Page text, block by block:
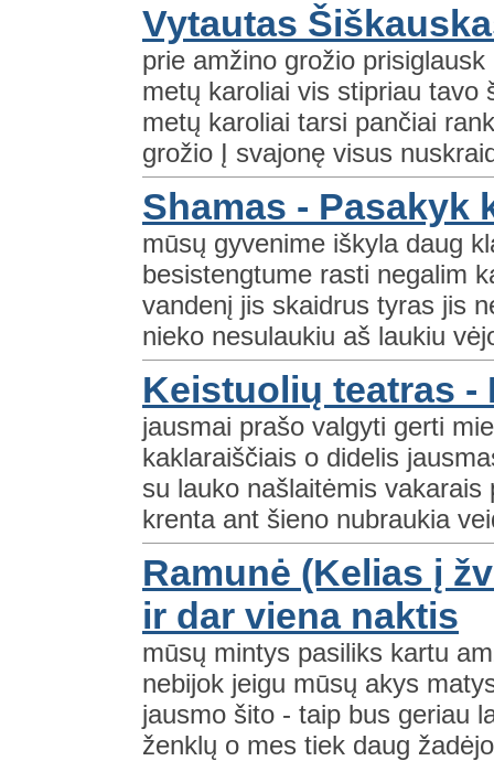
Vytautas
prie amžino grožio
metų karoliai vis stipriau tavo
metų karoliai tarsi pančiai
grožio Į svajonę visus
Shamas - Pasakyk
mūsų gyvenime iškyla daug
besistengtume rasti negalim
vandenį jis skaidrus tyras jis
nieko nesulaukiu aš laukiu
Keistuolių teatras -
jausmai prašo valgyti gerti
kaklaraiščiais o didelis
su lauko našlaitėmis
krenta ant šieno nubraukia
Ramunė (Kelias į
ir dar viena naktis
mūsų mintys pasiliks kartu
nebijok jeigu mūsų akys
jausmo šito - taip bus geriau
ženklų o mes tiek daug